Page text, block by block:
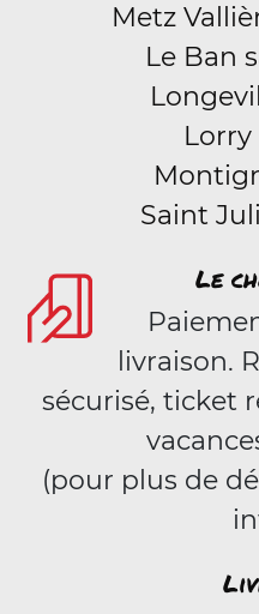
Metz
Le Ban
Lorry
Saint
Le
livraison.
sécurisé, ticket
(pour plus de